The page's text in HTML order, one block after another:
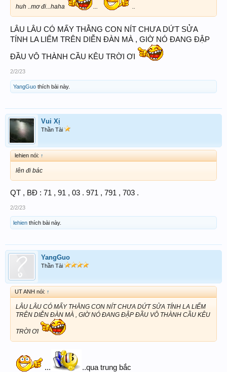
huh ..mơ đi...haha ... ..
LÂU LÂU CÓ MẤY THẰNG CON NÍT CHƯA DỨT SỬA
TÍNH LA LIẾM TRÊN DIỄN ĐÀN MÀ , GIỜ NÓ ĐANG ĐẬP
ĐẦU VÔ THÀNH CẦU KÊU TRỜI ƠI
2/2/23
YangGuo thích bài này.
Vui Xị
Thần Tài
lehien nói: ↑
lên đi bác
QT , BĐ : 71 , 91 , 03 . 971 , 791 , 703 .
2/2/23
lehien thích bài này.
YangGuo
Thần Tài
UT ANH nói: ↑
LÂU LÂU CÓ MẤY THẰNG CON NÍT CHƯA DỨT SỬA TÍNH LA LIẾM
TRÊN DIỄN ĐÀN MÀ , GIỜ NÓ ĐANG ĐẬP ĐẦU VÔ THÀNH CẦU KÊU
TRỜI ƠI
... ..qua trung bắc